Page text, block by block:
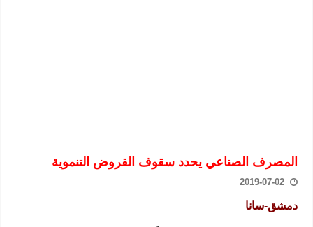
الداخلية: منفذ تفجير حي الميسر بحلب صاحب سوابق ومدمن مخدرات
سوريا تبحث مع الإيسيسكو التعاون في البحث العلمي وحماية التراث
المصرف الصناعي يحدد سقوف القروض التنموية
2019-07-02
دمشق-سانا